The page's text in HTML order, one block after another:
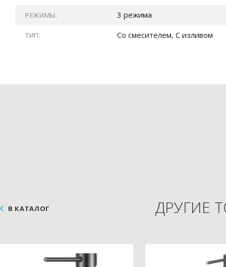
РЕЖИМЫ: 3 режима
ТИП: Со смесителем, С изливом
ДРУГИЕ
В КАТАЛОГ